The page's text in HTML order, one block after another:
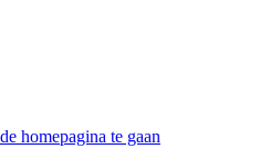
homepagina te gaan